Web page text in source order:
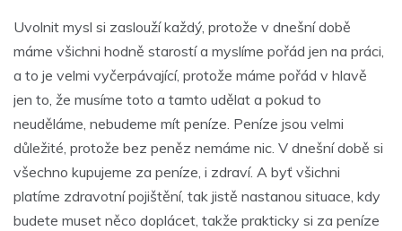
Uvolnit mysl si zaslouží každý, protože v dnešní době
máme všichni hodně starostí a myslíme pořád jen na práci,
a to je velmi vyčerpávající, protože máme pořád v hlavě
jen to, že musíme toto a tamto udělat a pokud to
neuděláme, nebudeme mít peníze. Peníze jsou velmi
důležité, protože bez peněz nemáme nic. V dnešní době si
všechno kupujeme za peníze, i zdraví. A byť všichni
platíme zdravotní pojištění, tak jistě nastanou situace, kdy
budete muset něco doplácet, takže prakticky si za peníze